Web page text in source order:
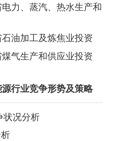
力、蒸汽、热水生产和
油加工及炼焦业投资
气生产和供应业投资
行业竞争形势及策略
状况分析